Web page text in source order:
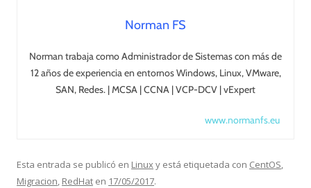
Norman FS
Norman trabaja como Administrador de Sistemas con más de
12 años de experiencia en entornos Windows, Linux, VMware,
SAN, Redes. | MCSA | CCNA | VCP-DCV | vExpert
www.normanfs.eu
Esta entrada se publicó en Linuxy está etiquetada con CentOS,
Migracion, RedHat en 17/05/2017.